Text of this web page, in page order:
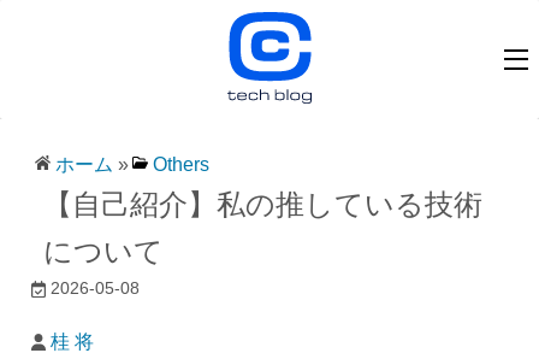
ホーム » Others
【自己紹介】私の推している技術
について
2026-05-08
桂 将